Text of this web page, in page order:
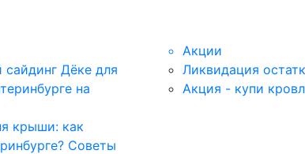
Дёке для
на
крыши: как
Советы
Акции
Ликвидация
Акция - купи